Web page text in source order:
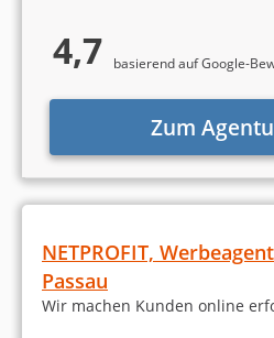
4,7 basierend auf Google-
Zum
NETPROFIT,
Passau
Wir machen Kunden online